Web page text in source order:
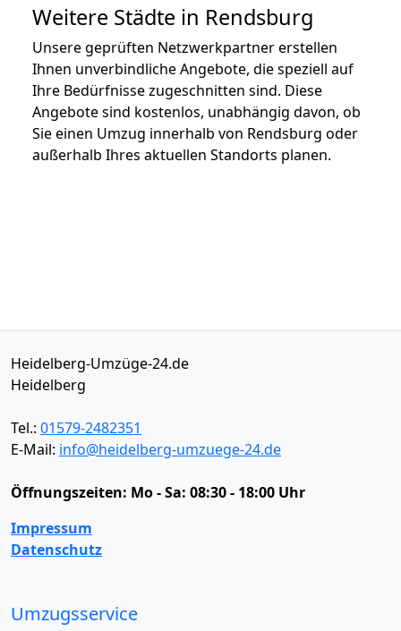
Weitere Städte in Rendsburg
Unsere geprüften Netzwerkpartner erstellen
Ihnen unverbindliche Angebote, die speziell auf
Ihre Bedürfnisse zugeschnitten sind. Diese
Angebote sind kostenlos, unabhängig davon, ob
Sie einen Umzug innerhalb von Rendsburg oder
außerhalb Ihres aktuellen Standorts planen.
Heidelberg-Umzüge-24.de
Heidelberg
Tel.: 01579-2482351
E-Mail: info@heidelberg-umzuege-24.de
Öffnungszeiten: Mo - Sa: 08:30 - 18:00 Uhr
Impressum
Datenschutz
Umzugsservice